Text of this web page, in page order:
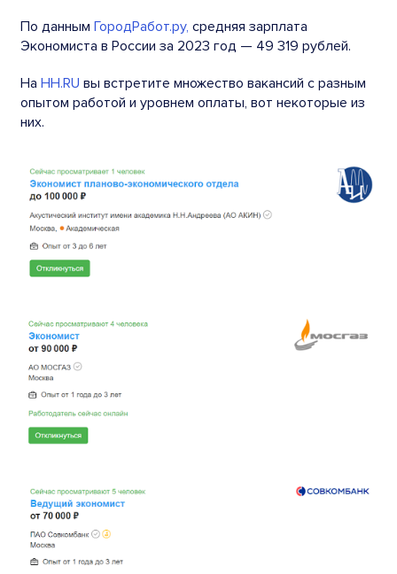
По данным ГородРабот.ру, средняя зарплата
Экономиста в России за 2023 год — 49 319 рублей.
На HH.RU вы встретите множество вакансий с разным
опытом работой и уровнем оплаты, вот некоторые из
них.